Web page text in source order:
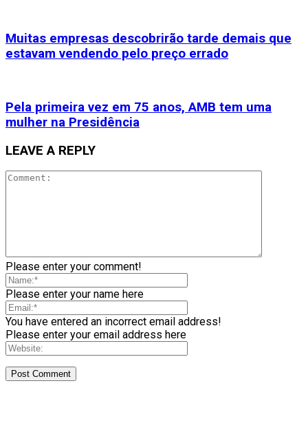
Muitas empresas descobrirão tarde demais que
estavam vendendo pelo preço errado
Pela primeira vez em 75 anos, AMB tem uma
mulher na Presidência
LEAVE A REPLY
Please enter your comment!
Please enter your name here
You have entered an incorrect email address!
Please enter your email address here